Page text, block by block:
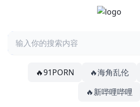
🔥91PORN 🔥海角乱伦
🔥新哔哩哔哩